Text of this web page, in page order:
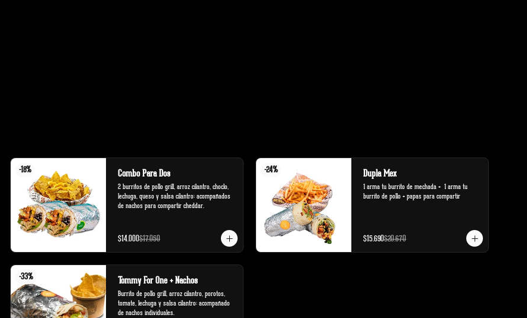
-18% Combo Para Dos
2 burritos de pollo grill, arroz cilantro, choclo,
lechuga, queso y salsa cilantro; acompañados
de nachos para compartir cheddar.
$14.000$17.050
-24% Dupla Mex
1 arma tu burrito de mechada +  1 arma tu
burrito de pollo + papas para compartir
$15.690$20.670
-33% Tommy For One + Nachos
Burrito de pollo grill, arroz cilantro, porotos,
tomate, lechuga y salsa cilantro; acompañado
de nachos individuales.